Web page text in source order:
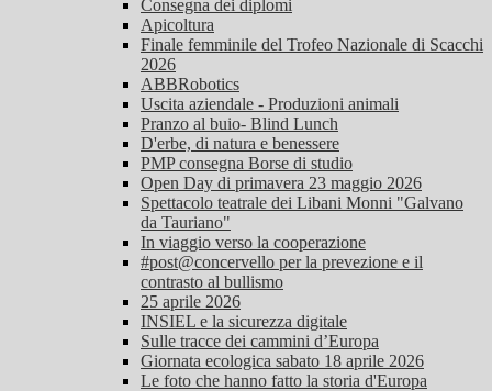
Consegna dei diplomi
Apicoltura
Finale femminile del Trofeo Nazionale di Scacchi
2026
ABBRobotics
Uscita aziendale - Produzioni animali
Pranzo al buio- Blind Lunch
D'erbe, di natura e benessere
PMP consegna Borse di studio
Open Day di primavera 23 maggio 2026
Spettacolo teatrale dei Libani Monni "Galvano
da Tauriano"
In viaggio verso la cooperazione
#post@concervello per la prevezione e il
contrasto al bullismo
25 aprile 2026
INSIEL e la sicurezza digitale
Sulle tracce dei cammini d’Europa
Giornata ecologica sabato 18 aprile 2026
Le foto che hanno fatto la storia d'Europa